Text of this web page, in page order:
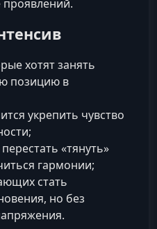
проявлений.
хотят занять
позицию в
укрепить чувство
«тянуть»
гармонии;
стать
но без